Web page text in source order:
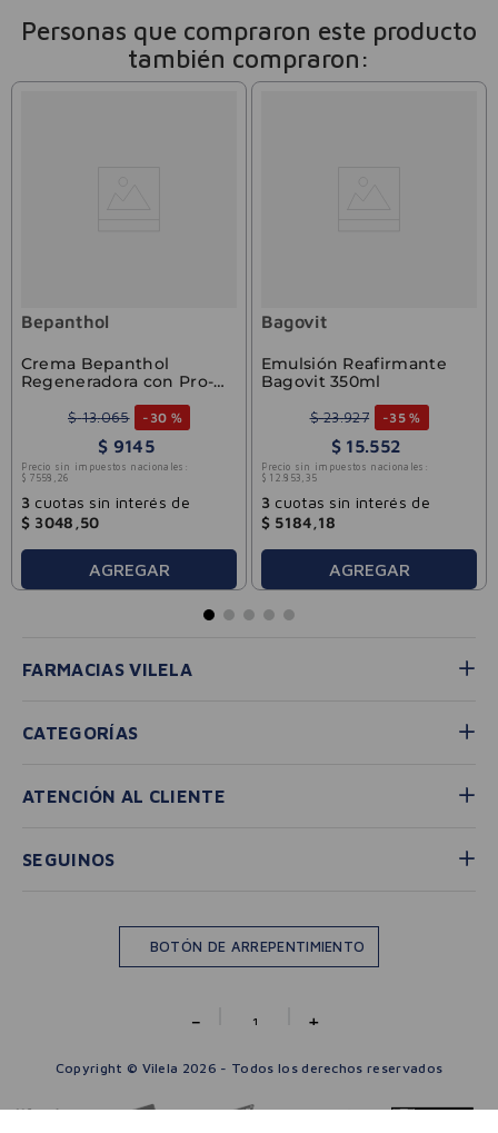
＋
－
Personas que compraron este producto
también compraron:
Bepanthol
Crema Bepanthol
Regeneradora con Pro-
$ 13.065 - 30 %
$ 9145
Precio sin impuestos nacionales:
$ 7558 26
3cuotas sin interés de
$ 3048 50
AGREGAR
Bagovit
Emulsión Reafirmante
Bagovit 350ml
$ 23.927 -35 %
$ 15.552
Precio sin impuestos nacionales:
$ 12 .853 35
3cuotas sin interés de
$ 5184 18
AGREGAR
FARMACIAS VILELA
CATEGORÍAS
ATENCIÓN AL CLIENTE
SEGUINOS
BOTÓN DE ARREPENTIMIENTO
Copyright © Vilela 2026 - Todos los derechos reservados